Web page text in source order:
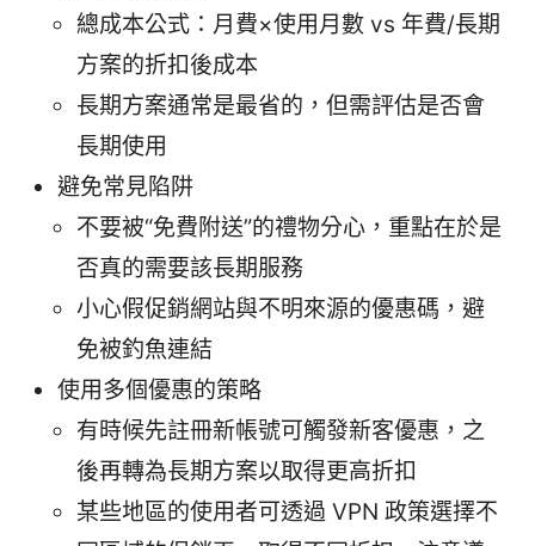
總成本公式：月費×使用月數 vs 年費/長期
方案的折扣後成本
長期方案通常是最省的，但需評估是否會
長期使用
避免常見陷阱
不要被“免費附送”的禮物分心，重點在於是
否真的需要該長期服務
小心假促銷網站與不明來源的優惠碼，避
免被釣魚連結
使用多個優惠的策略
有時候先註冊新帳號可觸發新客優惠，之
後再轉為長期方案以取得更高折扣
某些地區的使用者可透過 VPN 政策選擇不